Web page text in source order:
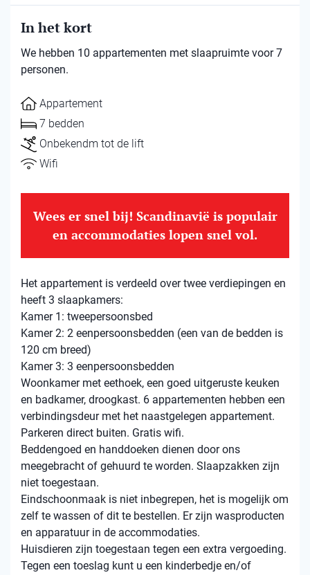
In het kort
We hebben 10 appartementen met slaapruimte voor 7
personen.
Appartement
7 bedden
Onbekendm tot de lift
Wifi
Wees er snel bij! Scandinavië is populair
en accommodaties lopen snel vol.
Het appartement is verdeeld over twee verdiepingen en
heeft 3 slaapkamers:
Kamer 1: tweepersoonsbed
Kamer 2: 2 eenpersoonsbedden (een van de bedden is
120 cm breed)
Kamer 3: 3 eenpersoonsbedden
Woonkamer met eethoek, een goed uitgeruste keuken
en badkamer, droogkast. 6 appartementen hebben een
verbindingsdeur met het naastgelegen appartement.
Parkeren direct buiten. Gratis wifi.
Beddengoed en handdoeken dienen door ons
meegebracht of gehuurd te worden. Slaapzakken zijn
niet toegestaan.
Eindschoonmaak is niet inbegrepen, het is mogelijk om
zelf te wassen of dit te bestellen. Er zijn wasproducten
en apparatuur in de accommodaties.
Huisdieren zijn toegestaan ​​tegen een extra vergoeding.
Tegen een toeslag kunt u een kinderbedje en/of